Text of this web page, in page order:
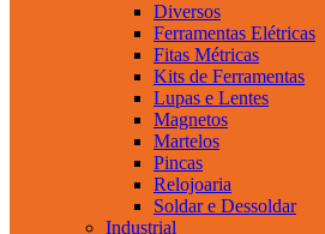
Diversos
Ferramentas Elétricas
Fitas Métricas
Kits de Ferramentas
Lupas e Lentes
Magnetos
Martelos
Pincas
Relojoaria
Soldar e Dessoldar
Industrial